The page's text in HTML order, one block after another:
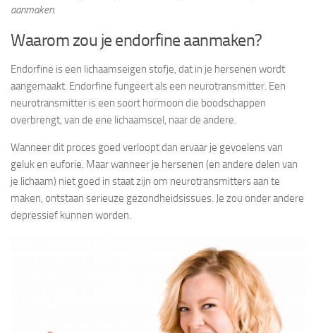
aanmaken.
Waarom zou je endorfine aanmaken?
Endorfine is een lichaamseigen stofje, dat in je hersenen wordt
aangemaakt. Endorfine fungeert als een neurotransmitter. Een
neurotransmitter is een soort hormoon die boodschappen
overbrengt, van de ene lichaamscel, naar de andere.
Wanneer dit proces goed verloopt dan ervaar je gevoelens van
geluk en euforie. Maar wanneer je hersenen (en andere delen van
je lichaam) niet goed in staat zijn om neurotransmitters aan te
maken, ontstaan serieuze gezondheidsissues. Je zou onder andere
depressief kunnen worden.